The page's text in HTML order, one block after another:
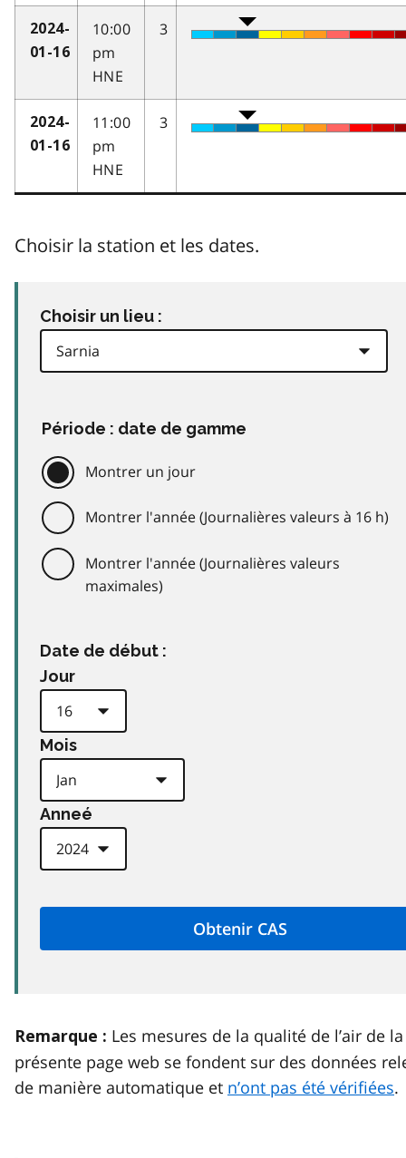
2024-
01-16
10:00
pm
HNE
3
2024-
01-16
11:00
pm
HNE
3
Choisir la station et les dates.
Choisir un lieu :
Période : date de gamme
Montrer un jour
Montrer l'année (Journalières valeurs à 16 h)
Montrer l'année (Journalières valeurs
maximales)
Date de début :
Jour
Mois
Anneé
Remarque : Les mesures de la qualité de l’air de la
présente page web se fondent sur des données
de manière automatique et n’ont pas été vérifiées.